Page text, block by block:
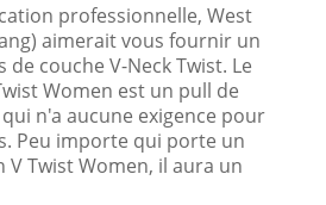
professionnelle, West
aimerait vous fournir un
couche V-Neck Twist. Le
Women est un pull de
n'a aucune exigence pour
Peu importe qui porte un
V Twist Women, il aura un